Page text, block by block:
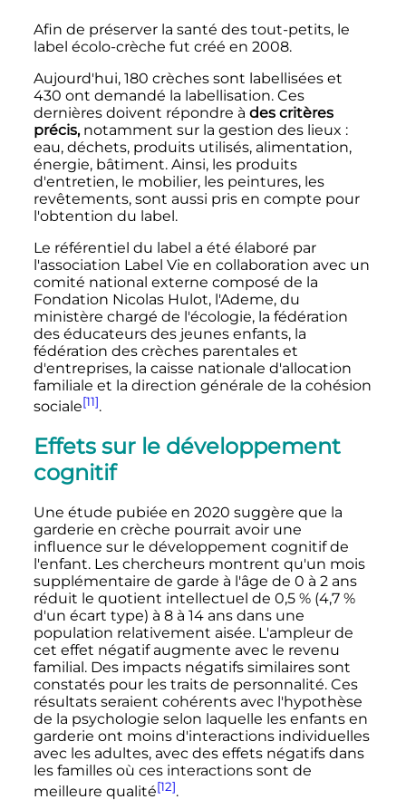
Afin de préserver la santé des tout-petits, le
label écolo-crèche fut créé en 2008.
Aujourd'hui, 180 crèches sont labellisées et
430 ont demandé la labellisation. Ces
dernières doivent répondre à des critères
précis,notamment sur la gestion des lieux :
eau, déchets, produits utilisés, alimentation,
énergie, bâtiment. Ainsi, les produits
d'entretien, le mobilier, les peintures, les
revêtements, sont aussi pris en compte pour
l'obtention du label.
Le référentiel du label a été élaboré par
l'association Label Vie en collaboration avec un
comité national externe composé de la
Fondation Nicolas Hulot, l'Ademe, du
ministère chargé de l'écologie, la fédération
des éducateurs des jeunes enfants, la
fédération des crèches parentales et
d'entreprises, la caisse nationale d'allocation
familiale et la direction générale de la cohésion
sociale[11].
Effets sur le développement
cognitif
Une étude pubiée en 2020 suggère que la
garderie en crèche pourrait avoir une
influence sur le développement cognitif de
l'enfant. Les chercheurs montrent qu'un mois
supplémentaire de garde à l'âge de 0 à 2 ans
réduit le quotient intellectuel de 0,5 % (4,7 %
d'un écart type) à 8 à 14 ans dans une
population relativement aisée. L'ampleur de
cet effet négatif augmente avec le revenu
familial. Des impacts négatifs similaires sont
constatés pour les traits de personnalité. Ces
résultats seraient cohérents avec l'hypothèse
de la psychologie selon laquelle les enfants en
garderie ont moins d'interactions individuelles
avec les adultes, avec des effets négatifs dans
les familles où ces interactions sont de
meilleure qualité[12].